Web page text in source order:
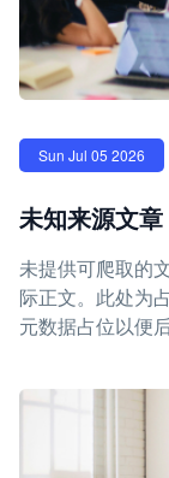
Sun Jul 05 2026
未知来源文章
未提供可爬取的
际正文。此处为
元数据占位以便